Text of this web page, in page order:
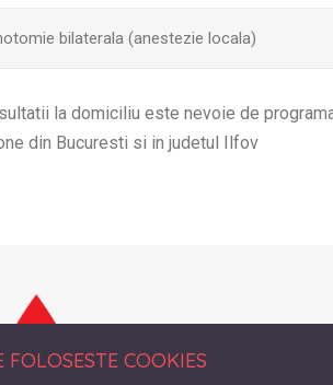
bilaterala (anestezie locala)
la domiciliu este nevoie de
din Bucuresti si in judetul Ilfov
FOLOSESTE COOKIES